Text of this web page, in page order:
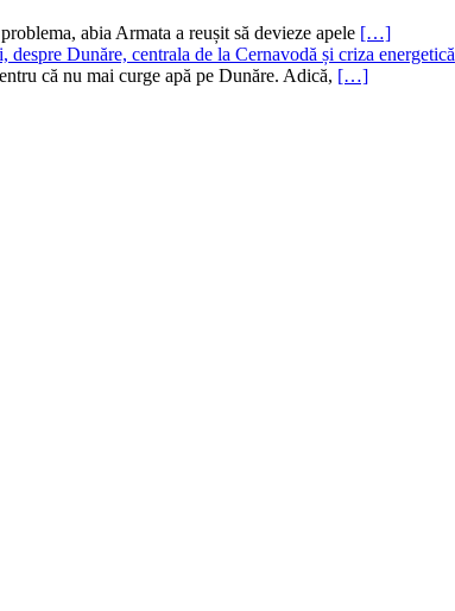
abia Armata a reușit să devieze apele […]
Dunăre, centrala de la Cernavodă și criza energetică
că nu mai curge apă pe Dunăre. Adică, […]